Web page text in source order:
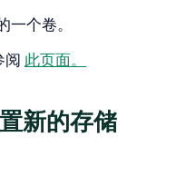
个卷。
阅 此页面。
新的存储